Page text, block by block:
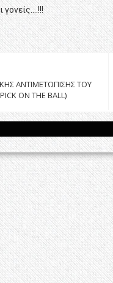
ANTIMETΩΠΙΣΗΣ ΤΟΥ
ON THE BALL)